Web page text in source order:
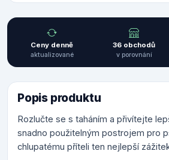
Ceny denně
aktualizované
36 obchodů
v porovnání
Popis produktu
Rozlučte se s taháním a přivítejte
snadno použitelným postrojem pro
chlupatému příteli ten nejlepší